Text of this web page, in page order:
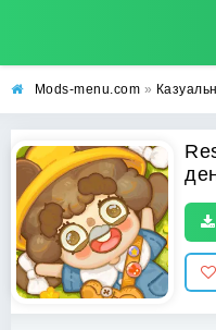
Mods-menu.com »